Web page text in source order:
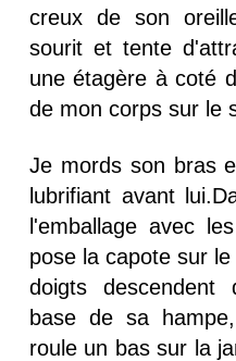
creux de son
sourit et tente
une étagère à coté
de mon corps sur le
Je mords son bras
lubrifiant avant
l'emballage avec
pose la capote sur
doigts
base de sa
roule un bas sur la